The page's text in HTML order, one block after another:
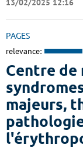
13/02/2025 12:16
PAGES
relevance:
Centre de
majeurs,